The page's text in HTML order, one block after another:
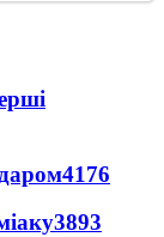
4176
3893